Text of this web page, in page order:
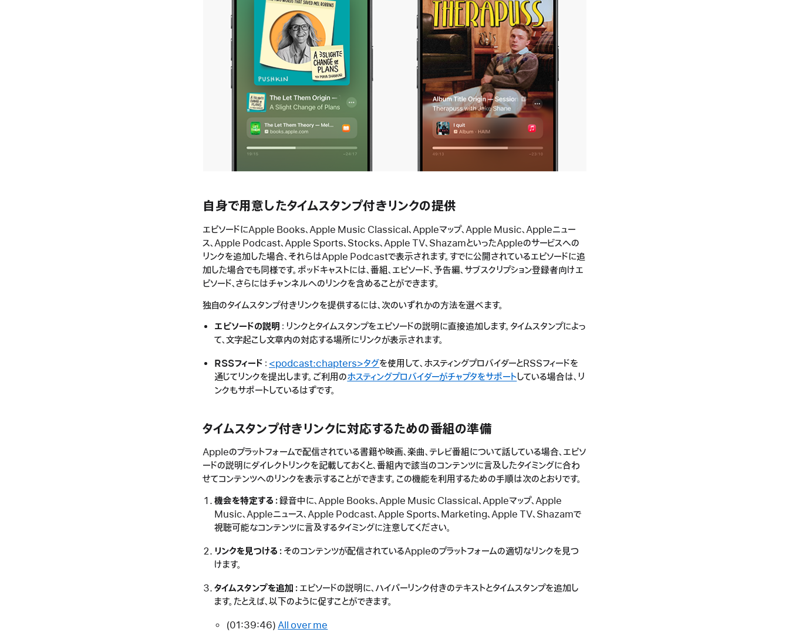
自身で用意したタイムスタンプ付きリンクの提供
エピソードにApple Books、Apple Music Classical、Appleマップ、Apple Music、Appleニュー
ス、Apple Podcast、Apple Sports、Stocks、Apple TV、ShazamといったAppleのサービスへの
リンクを追加した場合、それらはApple Podcastで表示されます。すでに公開されているエピソードに追
加した場合でも同様です。ポッドキャストには、番組、エピソード、予告編、サブスクリプション登録者向けエ
ピソード、さらにはチャンネルへのリンクを含めることができます。
独自のタイムスタンプ付きリンクを提供するには、次のいずれかの方法を選べます。
エピソードの説明 ：リンクとタイムスタンプをエピソードの説明に直接追加します。タイムスタンプによっ
て、文字起こし文章内の対応する場所にリンクが表示されます。
RSSフィード ： <podcast:chapters>タグを使用して、ホスティングプロバイダーとRSSフィードを
通じてリンクを提出します。ご利用のホスティングプロバイダーがチャプタをサポートしている場合は、リ
ンクもサポートしているはずです。
タイムスタンプ付きリンクに対応するための番組の準備
Appleのプラットフォームで配信されている書籍や映画、楽曲、テレビ番組について話している場合、エピソ
ードの説明にダイレクトリンクを記載しておくと、番組内で該当のコンテンツに言及したタイミングに合わ
せてコンテンツへのリンクを表示することができます。この機能を利用するための手順は次のとおりです。
機会を特定する：録音中に、Apple Books、Apple Music Classical、Appleマップ、Apple
Music、Appleニュース、Apple Podcast、Apple Sports、Marketing、Apple TV、Shazamで
視聴可能なコンテンツに言及するタイミングに注意してください。
リンクを見つける： そのコンテンツが配信されているAppleのプラットフォームの適切なリンクを見つ
けます。
タイムスタンプを追加： エピソードの説明に、ハイパーリンク付きのテキストとタイムスタンプを追加し
ます。たとえば、以下のように促すことができます。
(01:39:46)All over me